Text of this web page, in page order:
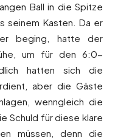
Ball in die Spitze
seinem Kasten. Da er
beging, hatte der
um für den 6:0-
hatten sich die
aber die Gäste
wenngleich die
Schuld für diese klare
müssen, denn die